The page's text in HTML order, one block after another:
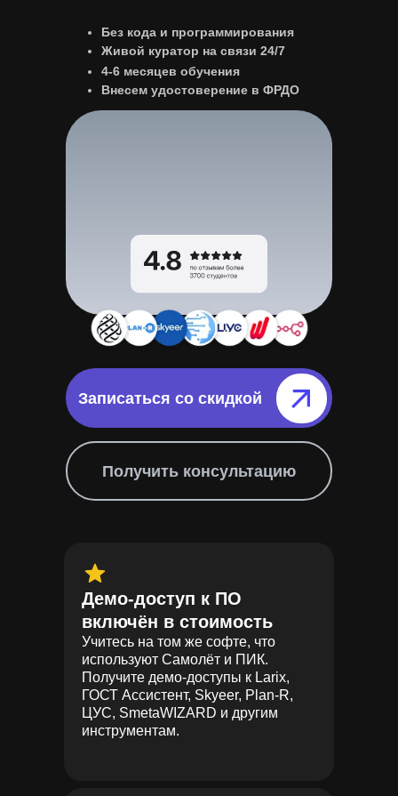
4-6 месяцев обучения
Внесем удостоверение в ФРДО
Получить консультацию
Записаться со скидкой⠀⠀⠀⠀⠀
Без кода и программирования
Живой куратор на связи 24/7
Демо-доступ к ПО
включён в стоимость
Учитесь на том же софте, что
используют Самолёт и ПИК.
Получите демо-доступы к Larix,
ГОСТ Ассистент, Skyeer, Plan-R,
ЦУС, SmetaWIZARD и другим
инструментам.